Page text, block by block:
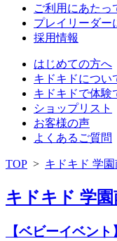
ご利用にあたっ
プレイリーダー
採用情報
はじめての方へ
キドキドについ
キドキドで体験
ショップリスト
お客様の声
よくあるご質問
TOP > キドキド 学
キドキド 学
【ベビーイベン